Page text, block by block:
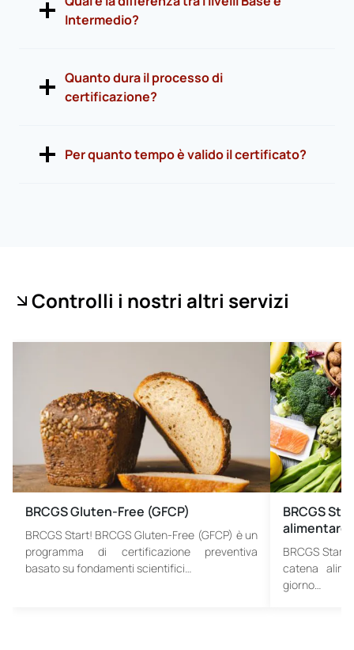
Intermedio?
Quanto dura il processo di
certificazione?
Per quanto tempo è valido il certificato?
Controlli i nostri altri servizi
BRCGS Gluten-Free (GFCP)
BRCGS Start! BRCGS Gluten-Free (GFCP) è un
programma di certificazione preventiva
basato su fondamenti scientifici…
BRCGS
alimentare
BRCGS
catena
giorno…